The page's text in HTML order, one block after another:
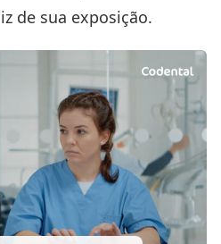
de sua exposição.